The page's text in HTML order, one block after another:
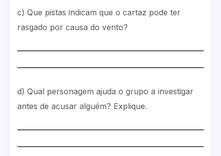
c) Que pistas indicam que o cartaz pode ter
rasgado por causa do vento?
d) Qual personagem ajuda o grupo a investigar
antes de acusar alguém? Explique.